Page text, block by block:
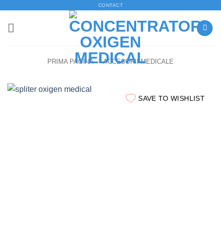
content
CONTACT
PRIMA PAGINĂ / ACCESORII MEDICALE
SAVE TO WISHLIST